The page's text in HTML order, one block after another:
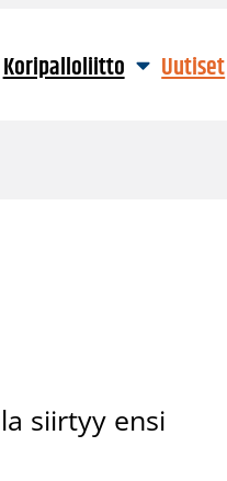
Koripalloliitto Uutiset
siirtyy ensi